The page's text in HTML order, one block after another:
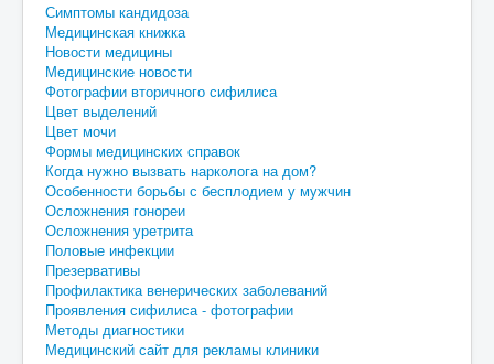
Симптомы кандидоза
Медицинская книжка
Новости медицины
Медицинские новости
Фотографии вторичного сифилиса
Цвет выделений
Цвет мочи
Формы медицинских справок
Когда нужно вызвать нарколога на дом?
Особенности борьбы с бесплодием у мужчин
Осложнения гонореи
Осложнения уретрита
Половые инфекции
Презервативы
Профилактика венерических заболеваний
Проявления сифилиса - фотографии
Методы диагностики
Медицинский сайт для рекламы клиники